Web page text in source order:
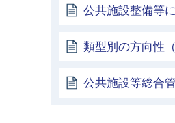
公共施設整備等
類型別の方向性
公共施設等総合